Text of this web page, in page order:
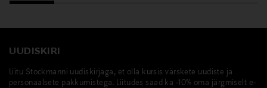
UUDISKIRI
Liitu Stockmanni uudiskirjaga, et olla kursis värskete uudiste ja
personaalsete pakkumistega. Liitudes saad ka -10% oma järgmiselt e-